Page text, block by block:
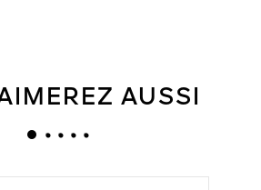
AUSSI